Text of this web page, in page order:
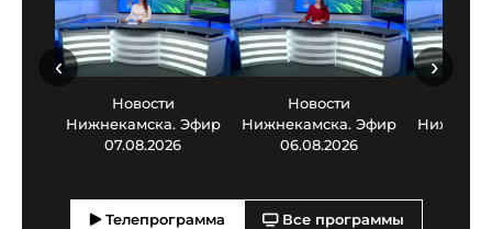
Новости
Нижнекамска. Эфир
07.08.2026
Новости
Нижнекамска. Эфир
06.08.2026
‹ ›
Телепрограмма Все программы